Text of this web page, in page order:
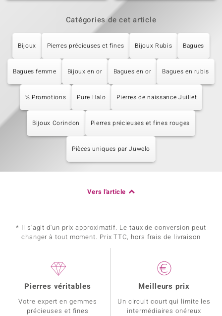
Catégories de cet article
Bijoux Pierres précieuses et fines Bijoux Rubis Bagues
Bagues femme Bijoux en or Bagues en or Bagues en rubis
% Promotions Pure Halo Pierres de naissance Juillet
Bijoux Corindon Pierres précieuses et fines rouges
Pièces uniques par Juwelo
Vers l'article
* Il s'agit d'un prix approximatif. Le taux de conversion peut
changer à tout moment. Prix TTC, hors frais de livraison
Pierres véritables
Votre expert en gemmes
précieuses et fines
Meilleurs prix
Un circuit court qui limite les
intermédiaires onéreux